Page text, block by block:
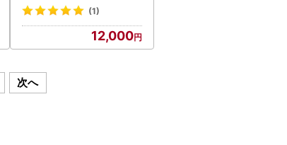
(1)
12,000
次へ